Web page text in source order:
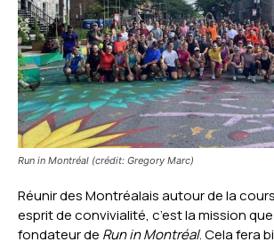
Run in Montréal (crédit: Gregory Marc)
Réunir des Montréalais autour de la
esprit de convivialité, c’est la mission
fondateur de Run in Montréal. Cela fera